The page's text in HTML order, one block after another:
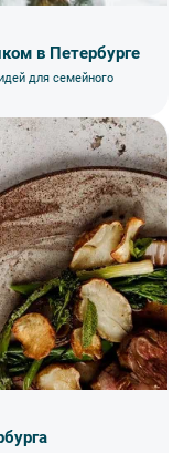
в Петербурге
для семейного